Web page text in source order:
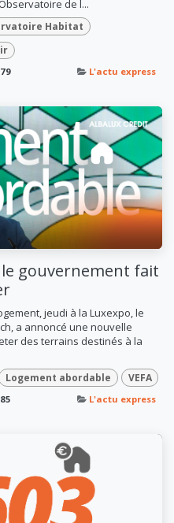
de l...
Habitat
L'actu express
gouvernement fait
jeudi à la Luxexpo, le
a annoncé une nouvelle
des terrains destinés à la
Logement abordable VEFA
L'actu express